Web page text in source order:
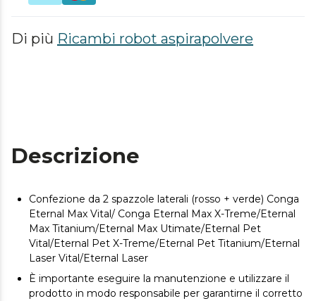
Di più Ricambi robot aspirapolvere
Descrizione
Confezione da 2 spazzole laterali (rosso + verde) Conga
Eternal Max Vital/ Conga Eternal Max X-Treme/Eternal
Max Titanium/Eternal Max Utimate/Eternal Pet
Vital/Eternal Pet X-Treme/Eternal Pet Titanium/Eternal
Laser Vital/Eternal Laser
È importante eseguire la manutenzione e utilizzare il
prodotto in modo responsabile per garantirne il corretto